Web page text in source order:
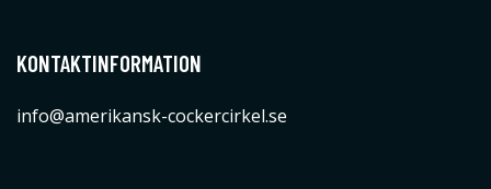
KONTAKTINFORMATION
info@amerikansk-cockercirkel.se